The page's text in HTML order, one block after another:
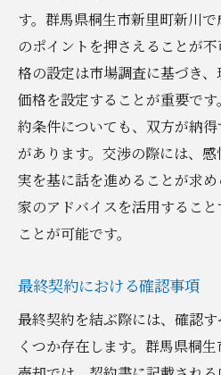
す。群馬県桐生市新里町新川
のポイントを押さえることが
格の設定は市場調査に基づき
価格を設定することが重要で
約条件についても、双方が納
があります。交渉の際には、
実を基に話を進めることが求
家のアドバイスを活用するこ
ことが可能です。
最終契約における確認事項
最終契約を結ぶ際には、確認
くつか存在します。群馬県桐